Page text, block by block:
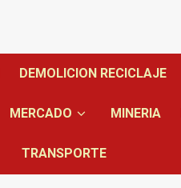
DEMOLICION RECICLAJE
MERCADO MINERIA
TRANSPORTE